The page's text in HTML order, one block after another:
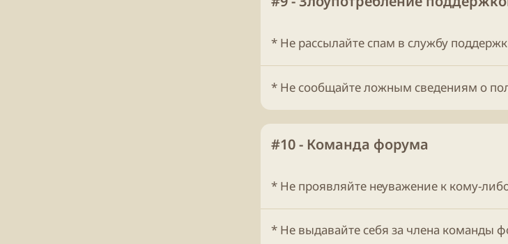
* Не рассылайте спам в службу
* Не сообщайте ложным сведениям о
#10 - Команда форума
* Не проявляйте неуважение к кому-
* Не выдавайте себя за члена команды